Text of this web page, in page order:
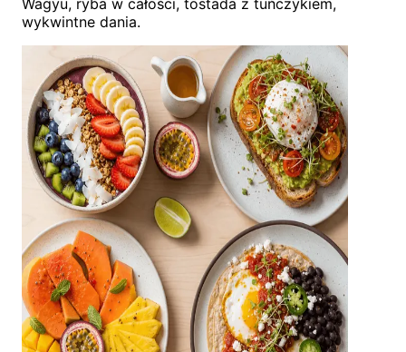
wykwintne dania.